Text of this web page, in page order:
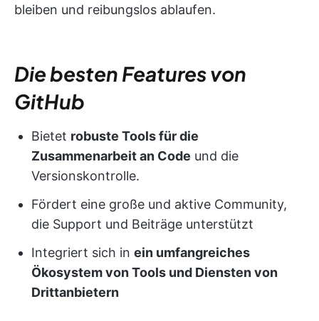
bleiben und reibungslos ablaufen.
Die besten Features von
GitHub
Bietet robuste Tools für die
Zusammenarbeit an Code und die
Versionskontrolle.
Fördert eine große und aktive Community,
die Support und Beiträge unterstützt
Integriert sich in ein umfangreiches
Ökosystem von Tools und Diensten von
Drittanbietern